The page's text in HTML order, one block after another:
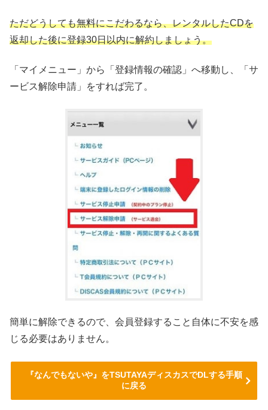
ただどうしても無料にこだわるなら、レンタルしたCDを
返却した後に登録30日以内に解約しましょう。
「マイメニュー」から「登録情報の確認」へ移動し、「サ
ービス解除申請」をすれば完了。
簡単に解除できるので、会員登録すること自体に不安を感
じる必要はありません。
『なんでもないや』をTSUTAYAディスカスでDLする手順
に戻る